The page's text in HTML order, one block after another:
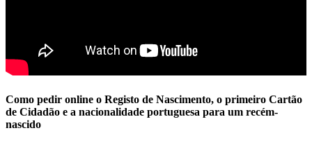
Como pedir online o Registo de Nascimento, o primeiro Cartão
de Cidadão e a nacionalidade portuguesa para um recém-
nascido